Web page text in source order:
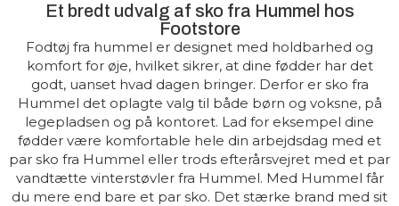
Et bredt udvalg af sko fra Hummel hos
Footstore
Fodtøj fra hummel er designet med holdbarhed og
komfort for øje, hvilket sikrer, at dine fødder har det
godt, uanset hvad dagen bringer. Derfor er sko fra
Hummel det oplagte valg til både børn og voksne, på
legepladsen og på kontoret. Lad for eksempel dine
fødder være komfortable hele din arbejdsdag med et
par sko fra Hummel eller trods efterårsvejret med et par
vandtætte vinterstøvler fra Hummel. Med Hummel får
du mere end bare et par sko. Det stærke brand med sit